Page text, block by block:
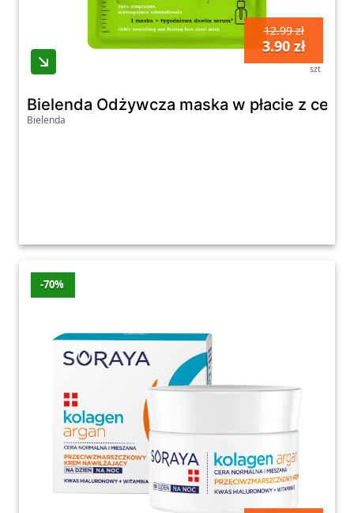
12.99 zł
3.90 zł
szt
Bielenda Odżywcza maska w płacie z
Bielenda
-70%